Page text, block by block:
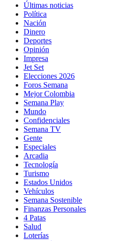
Últimas noticias
Política
Nación
Dinero
Deportes
Opinión
Impresa
Jet Set
Elecciones 2026
Foros Semana
Mejor Colombia
Semana Play
Mundo
Confidenciales
Semana TV
Gente
Especiales
Arcadia
Tecnología
Turismo
Estados Unidos
Vehículos
Semana Sostenible
Finanzas Personales
4 Patas
Salud
Loterías